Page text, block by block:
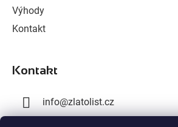
Výhody
Kontakt
Kontakt
info@zlatolist.cz